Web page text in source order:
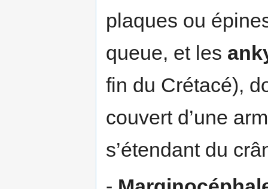
plaques ou
queue, et les
fin du Crétacé),
couvert d’une
s’étendant du